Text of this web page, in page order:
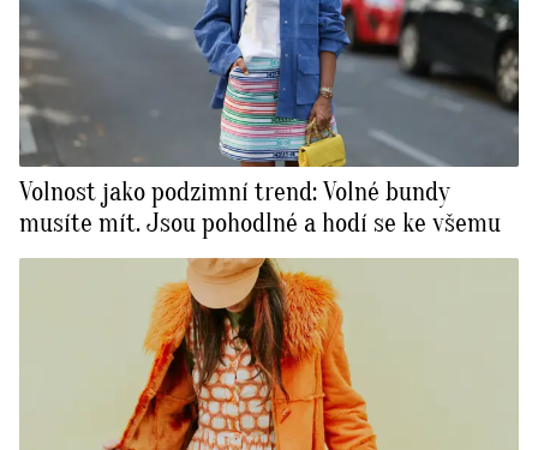
Volnost jako podzimní trend: Volné bundy
musíte mít. Jsou pohodlné a hodí se ke všemu